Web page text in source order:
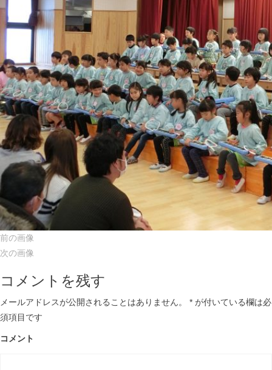
前の画像
次の画像
コメントを残す
メールアドレスが公開されることはありません。 * が付いている欄は必
須項目です
コメント